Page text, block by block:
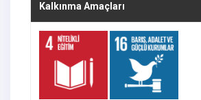
Kalkınma Amaçları